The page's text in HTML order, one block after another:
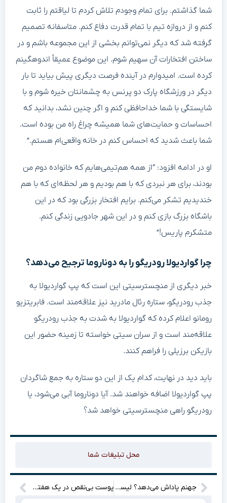
شما گذاشتم. برای تمام وجودم تلاش کردم تا لیاقتم را ثابت
کنم و از دروازه تیم با تمام قدرت دفاع کنم. متاسفانه تصمیم
گرفته شد که دیگر نمی‌توانم بخشی از این مجموعه باشم و در
ساختن افتخارات آن سهیم شوم. این موضوع عمیقاً اندوهگینم
کرده است. امیدوارم در آینده فرصت دیگری پیش بیاید تا بار
دیگر در ورزشگاه پارک دو پرنس به چشمانتان خیره شوم و با
شایستگی با شما خداحافظی کنم و اگر چنین نشد، بدانید که
احساسات و حمایت‌های شما همیشه چراغ راه من بوده است.
شما باعث شدید که احساس کنم در خانه واقعی‌ام هستم.”
او در ادامه افزود: “از همه هم‌تیمی‌هایم که خانواده دوم من
بودند، برای هر نبردی که با هم بودیم و هر لحظه‌ای که با هم
خندیدیم تشکر می‌کنم. برایم افتخار بزرگی بود که در این
باشگاه بزرگ بازی کنم و در این شهر جادویی زندگی کنم.
متشکرم پاریس!”
چرا گواردیولا رودریگو را به دوناروما ترجیح می‌دهد؟
خبر دیگری از منچسترسیتی این است که پپ گواردیولا به
جذب رودریگو، ستاره رئال مادرید نیز علاقه‌مند است. فابریتزیو
رومانو اعلام کرده که گواردیولا به شدت به جذب رودریگو
علاقه‌مند است و از سران سیتی خواسته تا زمینه حضور این
بازیکن برزیلی را فراهم کنند.
باید دید در نهایت، کدام یک از این دو ستاره به جمع شاگردان
پپ گواردیولا اضافه خواهند شد. آیا دوناروما آبی می‌شود، یا
رودریگو راهی منچسترسیتی خواهد شد؟
محل تبلیغات شما
جهنم پاداش می‌دهد؟ لیست تروفی‌های Hell is Us لو رفت! پوست بی‌نقص در یک هفته؟ رازهایی که متخصصان پوست پنهان می‌کنند!